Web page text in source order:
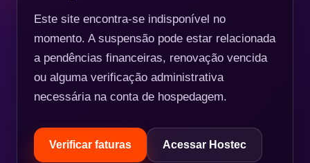
Este site encontra-se indisponível no
momento. A suspensão pode estar relacionada
a pendências financeiras, renovação vencida
ou alguma verificação administrativa
necessária na conta de hospedagem.
Verificar faturas Acessar Hostec